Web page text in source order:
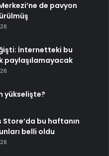
de pavyon
İnternetteki bu
paylaşılamayacak
yükselişte?
Store’da bu haftanın
belli oldu